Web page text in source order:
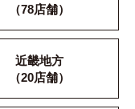
（78店舗）
近畿地方
（20店舗）